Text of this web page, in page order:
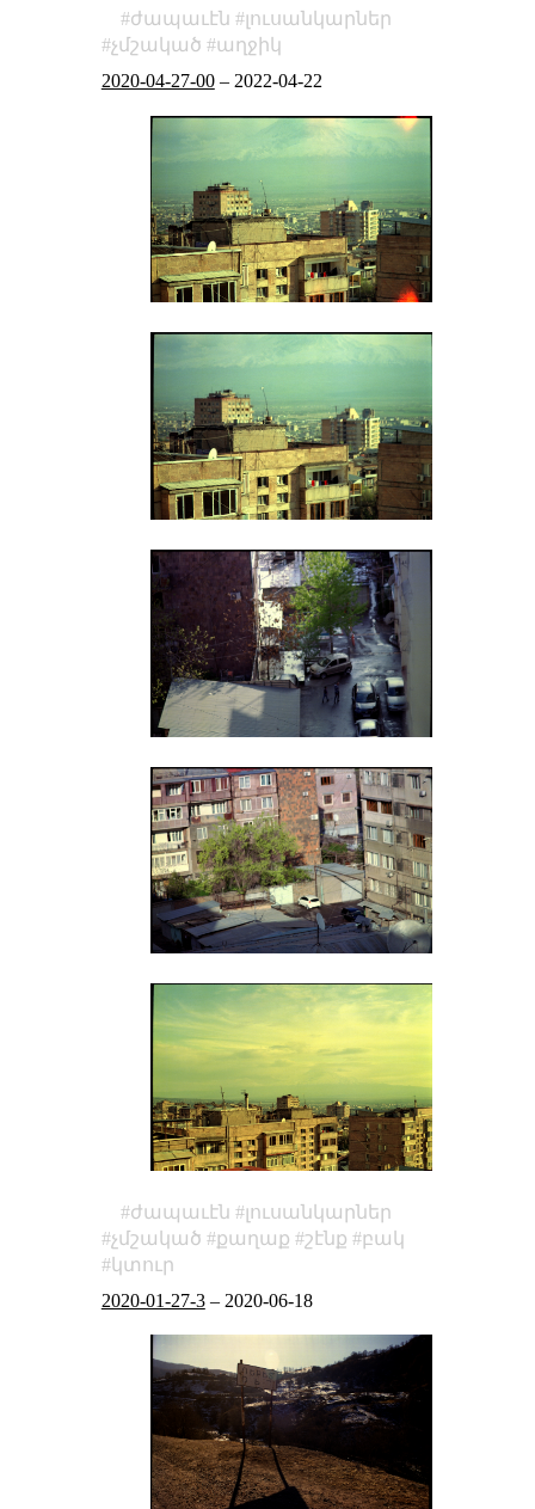
ժապաւէն
լուսանկարներ
չմշակած
աղջիկ
2020-04-27-00– 2022-04-22
ժապաւէն
լուսանկարներ
չմշակած
քաղաք շէնք
բակ
կտուր
2020-01-27-3– 2020-06-18